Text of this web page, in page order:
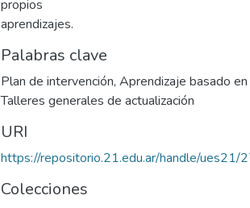
propios
aprendizajes.
Palabras clave
Plan de intervención, Aprendizaje basado
Talleres generales de actualización
URI
https://repositorio.21.edu.ar/handle/ues21/
Colecciones